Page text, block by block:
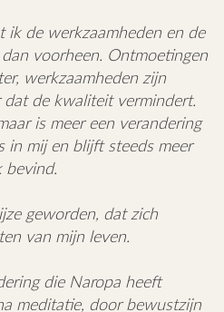
ik de werkzaamheden en de
voorheen. Ontmoetingen
werkzaamheden zijn
de kwaliteit vermindert.
is meer een verandering
in mij en blijft steeds meer
bevind.
geworden, dat zich
van mijn leven.
die Naropa heeft
meditatie, door bewustzijn